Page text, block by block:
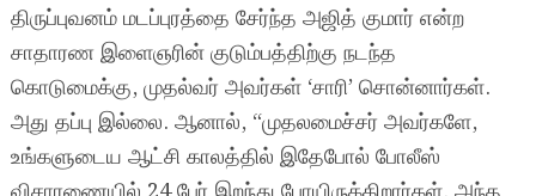
திருப்புவனம் மடப்புரத்தை சேர்ந்த அஜித் குமார் என்ற
சாதாரண இளைஞரின் குடும்பத்திற்கு நடந்த
கொடுமைக்கு, முதல்வர் அவர்கள் ‘சாரி’ சொன்னார்கள்.
அது தப்பு இல்லை. ஆனால், “முதலமைச்சர் அவர்களே,
உங்களுடைய ஆட்சி காலத்தில் இதேபோல் போலீஸ்